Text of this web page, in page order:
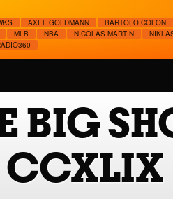
AXEL GOLDMANN
BARTOLO COLON
MLB NBA NICOLAS MARTIN
BIG
CCXLIX